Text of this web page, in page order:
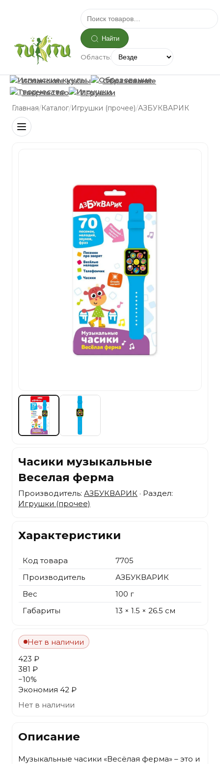
Найти
Область:
Испанские куклы
Образование
Творчество
Игрушки
Главная/Каталог/Игрушки (прочее)/АЗБУКВАРИК
Часики музыкальные
Веселая ферма
Производитель: АЗБУКВАРИК · Раздел:
Игрушки (прочее)
Характеристики
Код товара
7705
Производитель
АЗБУКВАРИК
Вес
100 г
Габариты
13 × 1.5 × 26.5 см
Нет в наличии
423 ₽
381 ₽
−10%
Экономия 42 ₽
Нет в наличии
Описание
Музыкальные часики «Весёлая ферма» – это и